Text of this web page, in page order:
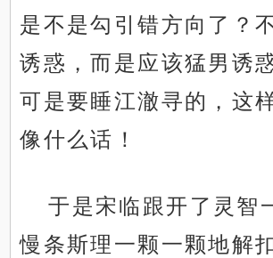
是不是勾引错方向了？
诱惑，而是应该猛男诱
可是要睡江澈寻的，这
像什么话！
于是宋临跟开了灵智
慢条斯理一颗一颗地解